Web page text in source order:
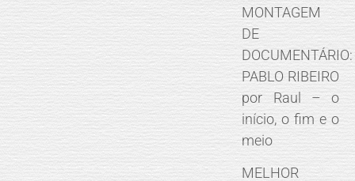
MONTAGEM
DE
DOCUMENTÁRIO:
PABLO RIBEIRO
por Raul – o
início, o fim e o
meio
MELHOR